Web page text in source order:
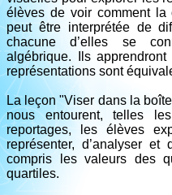
élèves de voir comment la
peut être interprétée de
chacune d’elles se
algébrique. Ils
représentations sont
La leçon "Viser dans la
nous entourent, telles
reportages, les élèves
représenter, d’analyser
compris les valeurs des
quartiles.